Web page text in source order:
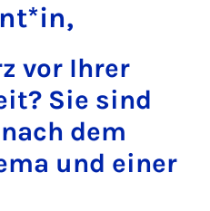
vor Ihrer
Sie sind
dem
und einer